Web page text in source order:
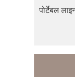
पोर्टेबल